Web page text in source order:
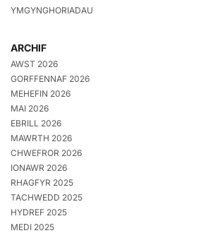
YMGYNGHORIADAU
ARCHIF
AWST 2026
GORFFENNAF 2026
MEHEFIN 2026
MAI 2026
EBRILL 2026
MAWRTH 2026
CHWEFROR 2026
IONAWR 2026
RHAGFYR 2025
TACHWEDD 2025
HYDREF 2025
MEDI 2025